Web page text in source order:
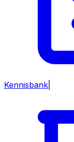
Kennisbank